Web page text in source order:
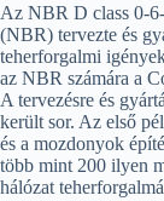
Az NBR D class 0-
(NBR) tervezte és
teherforgalmi
az NBR számára a
A tervezésre és
került sor. Az első
és a mozdonyok
több mint 200 ilyen
hálózat